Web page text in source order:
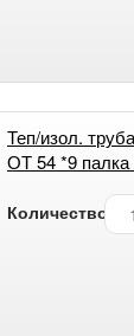
Теп/изол.
ОТ 54 *9
Количество: